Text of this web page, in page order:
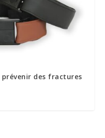
des fractures